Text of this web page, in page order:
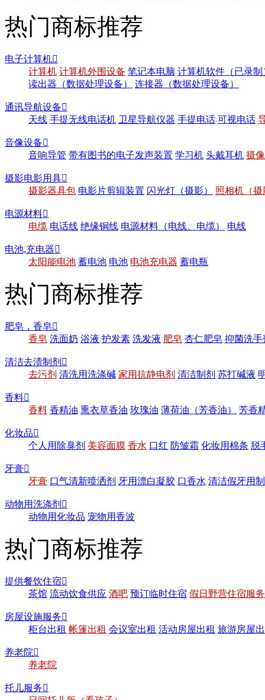
热门商标推荐
电子计算机
计算机 计算机外围设备 笔记本电脑 计算机软件（已录制
读出器（数据处理设备）
连接器（数据处理设备）
通讯导航设备
天线 手提无线电话机 卫星导航仪器 手提电话 可视电话
音像设备
音响导管 带有图书的电子发声装置 学习机 头戴耳机 摄
摄影电影用具
摄影器具包 电影片剪辑装置 闪光灯（摄影） 照相机（摄
电源材料
电缆 电话线 绝缘铜线 电源材料（电线、电缆） 电线
电池,充电器
太阳能电池 蓄电池 电池 电池充电器 蓄电瓶
热门商标推荐
肥皂，香皂
香皂 洗面奶 浴液 护发素 洗发液 肥皂 杏仁肥皂 抑菌洗手
清洁去渍制剂 
去污剂 清洗用洗涤碱 家用抗静电剂 清洁制剂 苏打碱液
香料
香料 香精油 熏衣草香油 玫瑰油 薄荷油（芳香油） 芳香
化妆品
个人用除臭剂 美容面膜 香水 口红 防皱霜 化妆用棉条 脱
牙膏
牙膏 口气清新喷洒剂 牙用漂白凝胶 口香水 清洁假牙用
动物用洗涤剂 
动物用化妆品 宠物用香波
热门商标推荐
提供餐饮住宿
茶馆 流动饮食供应 酒吧 预订临时住宿 假日野营住宿服务
房屋设施服务
柜台出租 帐篷出租 会议室出租 活动房屋出租 旅游房屋
养老院
养老院
托儿服务